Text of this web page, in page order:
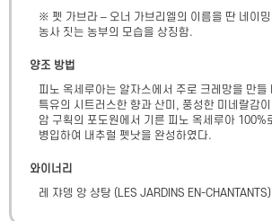
※ 펫 가브라 – 오너 가브리엘의 이름을 딴 네이
농사 짓는 농부의 모습을 상징함.
양조 방법
피노 옥세루아는 알자스에서 주로 크레망을 만들
특유의 시트러스한 향과 산미, 풍성한 미네랄감
암 구획의 포도원에서 기른 피노 옥세루아 100%
병입하여 내추럴 펫낫을 완성하였다.
와이너리
레 쟈뎅 앙 샹탕 ( LES JARDINS EN-CHANTANTS)